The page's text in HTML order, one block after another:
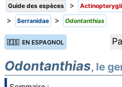
Guide des espèces > Actinopterygii
> Serranidae > Odontanthias
🇪🇸 EN ESPAGNOL
Odontanthias, le